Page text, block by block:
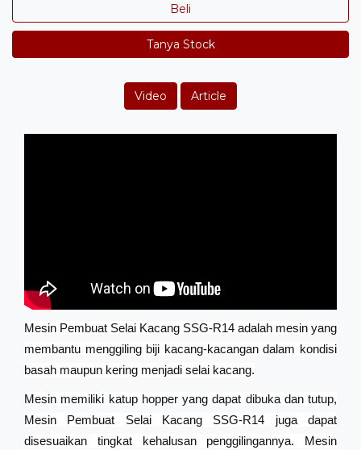
Beli
Tanya Stock
Video Article
Mesin Pembuat Selai Kacang SSG-R14 adalah mesin yang
membantu menggiling biji kacang-kacangan dalam kondisi
basah maupun kering menjadi selai kacang.
Mesin memiliki katup hopper yang dapat dibuka dan tutup,
Mesin Pembuat Selai Kacang SSG-R14 juga dapat
disesuaikan tingkat kehalusan penggilingannya. Mesin